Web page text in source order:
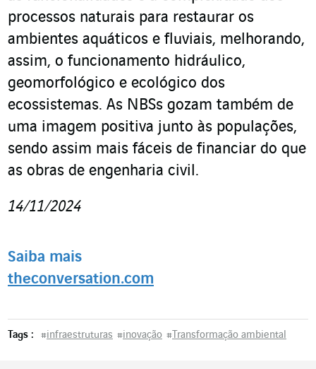
processos naturais para restaurar os
ambientes aquáticos e fluviais, melhorando,
assim, o funcionamento hidráulico,
geomorfológico e ecológico dos
ecossistemas. As NBSs gozam também de
uma imagem positiva junto às populações,
sendo assim mais fáceis de financiar do que
as obras de engenharia civil.
14/11/2024
Saiba mais
theconversation.com
Tags : #infraestruturas #inovação #Transformação ambiental